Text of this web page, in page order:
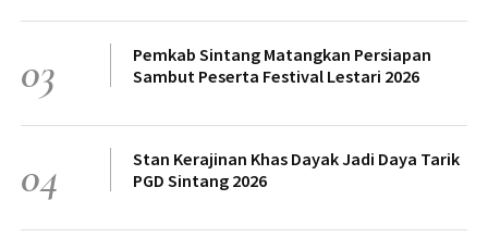
03
Pemkab Sintang Matangkan Persiapan
Sambut Peserta Festival Lestari 2026
04
Stan Kerajinan Khas Dayak Jadi Daya Tarik
PGD Sintang 2026